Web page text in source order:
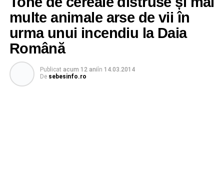
multe animale arse de vii în
urma unui incendiu la Daia
Română
Publicat acum 12 aniîn 14.03.2014
De sebesinfo.ro